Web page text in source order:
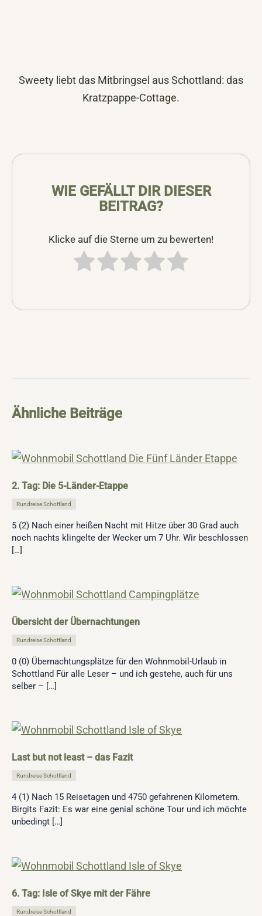
Sweety liebt das Mitbringsel aus Schottland: das
Kratzpappe-Cottage.
WIE GEFÄLLT DIR DIESER
BEITRAG?
Klicke auf die Sterne um zu bewerten!
Ähnliche Beiträge
2. Tag: Die 5-Länder-Etappe
Rundreise Schottland
5 (2) Nach einer heißen Nacht mit Hitze über 30 Grad auch
noch nachts klingelte der Wecker um 7 Uhr. Wir beschlossen
[…]
Übersicht der Übernachtungen
Rundreise Schottland
0 (0) Übernachtungsplätze für den Wohnmobil-Urlaub in
Schottland Für alle Leser – und ich gestehe, auch für uns
selber – […]
Last but not least – das Fazit
Rundreise Schottland
4 (1) Nach 15 Reisetagen und 4750 gefahrenen Kilometern.
Birgits Fazit: Es war eine genial schöne Tour und ich möchte
unbedingt […]
6. Tag: Isle of Skye mit der Fähre
Rundreise Schottland